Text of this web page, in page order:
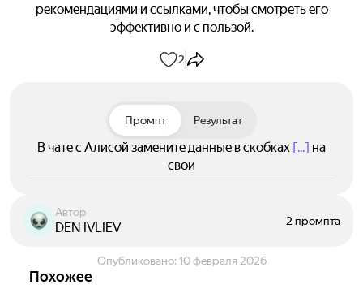
рекомендациями и ссылками, чтобы смотреть его
эффективно и с пользой.
2
Промпт Результат
В чате с Алисой замените данные в скобках [...] на
свои
Автор
DEN IVLIEV 2 промпта
Опубликовано: 10 февраля 2026
Похожее